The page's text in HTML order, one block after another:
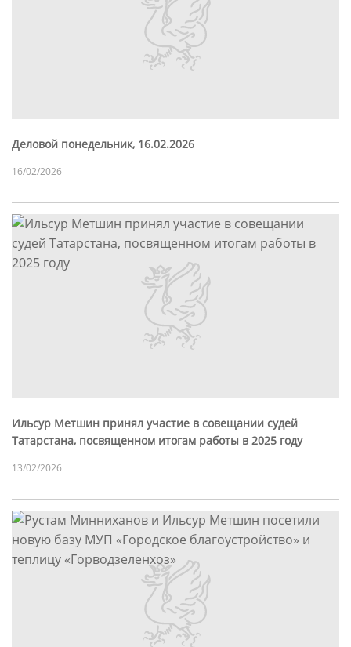
Деловой понедельник, 16.02.2026
16/02/2026
Ильсур Метшин принял участие в совещании судей
Татарстана, посвященном итогам работы в 2025 году
13/02/2026